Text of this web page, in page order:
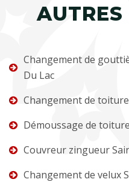
AUTRES
Changement de
Du Lac
Changement de
Démoussage de
Couvreur zingueur
Changement de velux